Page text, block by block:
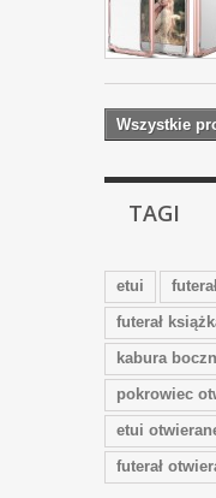
Wszystkie
TAGI
etui
futerał
kabura
pokrowiec
etui
futerał